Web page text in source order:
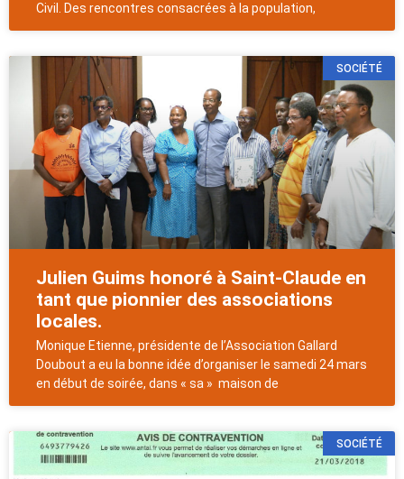
Civil. Des rencontres consacrées à la population,
SOCIÉTÉ
Julien Guims honoré à Saint-Claude en
tant que pionnier des associations
locales.
Monique Etienne, présidente de l’Association Gallard
Doubout a eu la bonne idée d’organiser le samedi 24 mars
en début de soirée, dans « sa » maison de
SOCIÉTÉ